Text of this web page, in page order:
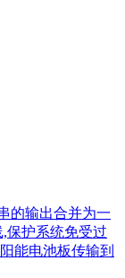
的输出合并为一
保护系统免受过
能电池板传输到